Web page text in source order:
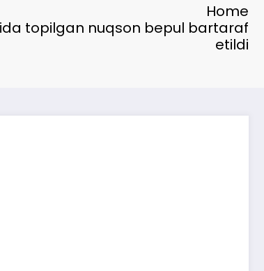
Home
topilgan nuqson bepul bartaraf
etildi